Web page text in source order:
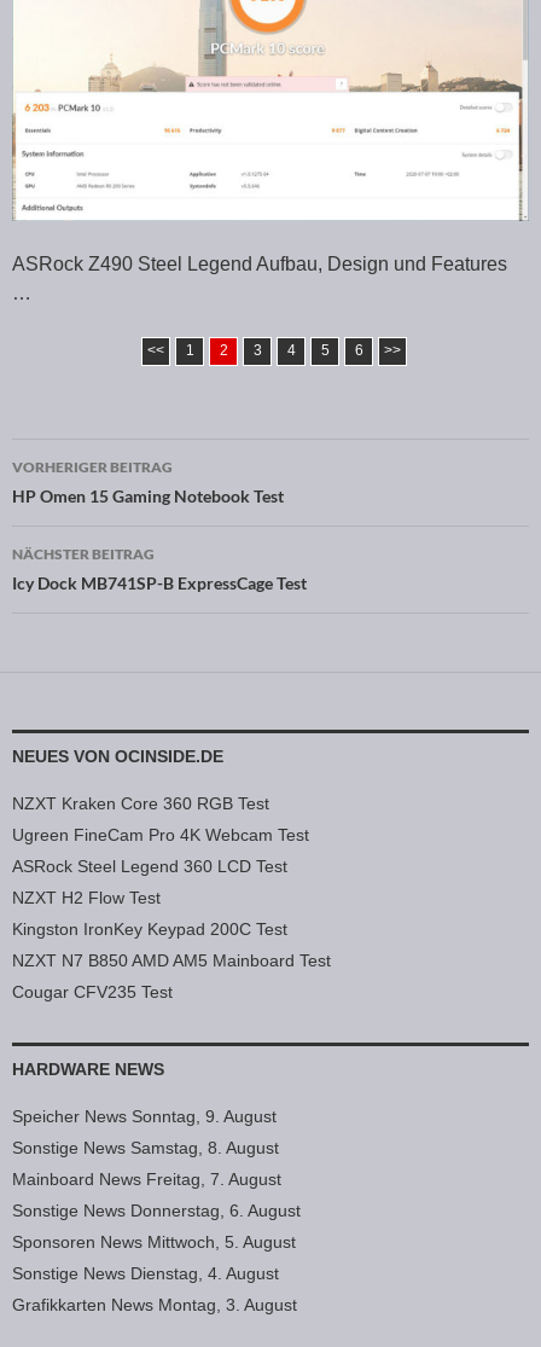
ASRock Z490 Steel Legend Aufbau, Design und Features
…
<< 1 2 3 4 5 6 >>
Beitragsnavigation
VORHERIGER BEITRAG
HP Omen 15 Gaming Notebook Test
NÄCHSTER BEITRAG
Icy Dock MB741SP-B ExpressCage Test
NEUES VON OCINSIDE.DE
NZXT Kraken Core 360 RGB Test
Ugreen FineCam Pro 4K Webcam Test
ASRock Steel Legend 360 LCD Test
NZXT H2 Flow Test
Kingston IronKey Keypad 200C Test
NZXT N7 B850 AMD AM5 Mainboard Test
Cougar CFV235 Test
HARDWARE NEWS
Speicher News Sonntag, 9. August
Sonstige News Samstag, 8. August
Mainboard News Freitag, 7. August
Sonstige News Donnerstag, 6. August
Sponsoren News Mittwoch, 5. August
Sonstige News Dienstag, 4. August
Grafikkarten News Montag, 3. August